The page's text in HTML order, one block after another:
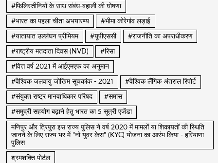
#फिलिस्तीनियों के साथ संबंध-बहाली की घोषणा
#भारत का पहला चीता अभयारण्य #भीमा कोरेगांव लड़ाई
#यातायात उल्लंघन प्रीमियम #यूपीएससी #राजनीति का अपराधीकरण
#राष्ट्रीय मतदाता दिवस (NVD) #रिसा
#वित्त वर्ष 2021 में आईएमएफ का अनुमान
#वैश्विक जलवायु जोखिम सूचकांक - 2021 #वैश्विक लैंगिक अंतराल रिपोर्ट
#संयुक्त राष्ट्र मानवाधिकार परिषद #समास
#समुद्री सहयोग बढ़ाने हेतु भारत का 5 सूत्री एजेंडा
मणिपुर और त्रिपुरा इस राज्य पुलिस ने वर्ष 2020 में मामलों या शिकायतों की स्थिति
जानने के लिए राज्य भर में "नो युवर केस" (KYC) योजना का आरंभ किया - हरियाणा
पुलिस
श्रमशक्ति पोर्टल